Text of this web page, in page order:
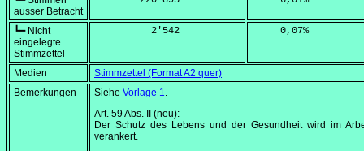
ausser Betracht
┗━ Nicht
eingelegte
Stimmzettel
          2'542
     0,07
%
Medien
Stimmzettel (Format A2 quer)
Bemerkungen
Siehe Vorlage 1.
Art. 59 Abs. II (neu):
Der Schutz des Lebens und der Gesundheit wird im
verankert.